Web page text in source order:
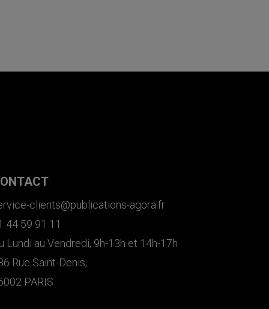
clients@publications-agora.fr
44 59 91 11
Lundi au Vendredi, 9h-13h et 14h-17h
Rue Saint-Denis,
PARIS